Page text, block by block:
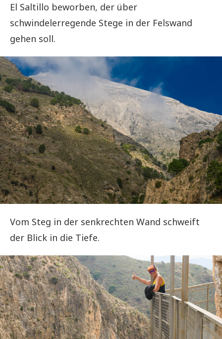
El Saltillo beworben, der über
schwindelerregende Stege in der Felswand
gehen soll.
Vom Steg in der senkrechten Wand schweift
der Blick in die Tiefe.